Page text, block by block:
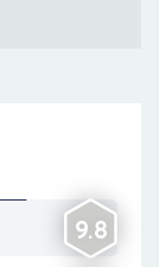
9.8